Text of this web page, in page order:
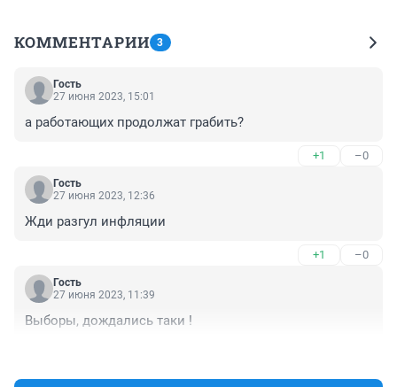
КОММЕНТАРИИ 3
Гость
27 июня 2023, 15:01
а работающих продолжат грабить?
+1 –0
Гость
27 июня 2023, 12:36
Жди разгул инфляции
+1 –0
Гость
27 июня 2023, 11:39
Выборы, дождались таки !